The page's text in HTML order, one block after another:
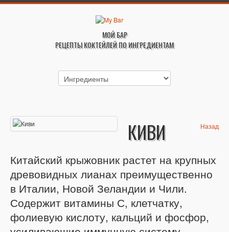
МОЙ БАР
РЕЦЕПТЫ КОКТЕЙЛЕЙ ПО ИНГРЕДИЕНТАМ
Назад
КИВИ
Китайский крыжовник растет на крупных
древовидных лианах преимущественно
в Италии, Новой Зеландии и Чили.
Содержит витамины С, клетчатку,
фолиевую кислоту, кальций и фосфор,